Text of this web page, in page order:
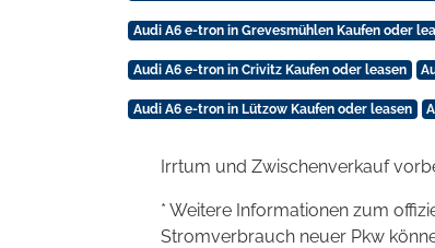
Audi A6 e-tron in Grevesmühlen Kaufen oder
Audi A6 e-tron in Crivitz Kaufen oder leasen
Audi A6 e-tron in Lützow Kaufen oder leasen
Irrtum und Zwischenverkauf
* Weitere Informationen zum
Stromverbrauch neuer Pkw